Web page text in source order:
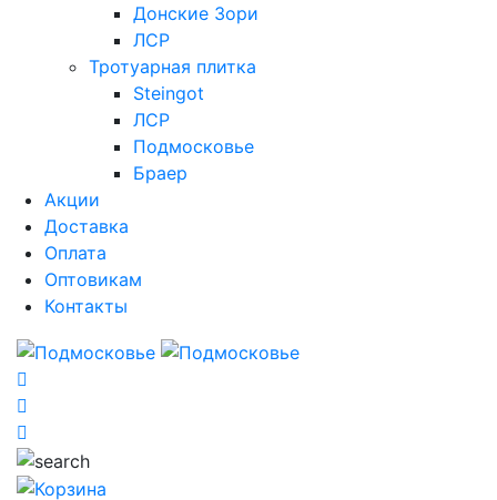
Донские Зори
ЛСР
Тротуарная плитка
Steingot
ЛСР
Подмосковье
Браер
Акции
Доставка
Оплата
Оптовикам
Контакты